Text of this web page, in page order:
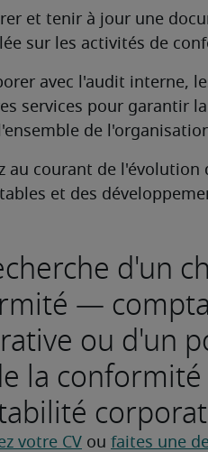
et tenir à jour une
sur les activités de
avec l'audit interne,
services pour garantir
de
au courant de l'évolution
et des
d'un
—
ou d'un
la
votre CV ou faites une